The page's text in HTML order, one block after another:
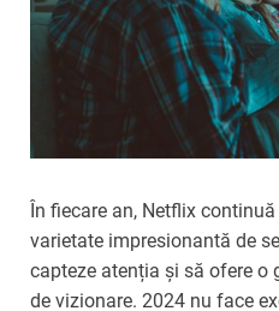
În fiecare an, Netflix
varietate impresionantă de
capteze atenția și să ofere o
de vizionare. 2024 nu face